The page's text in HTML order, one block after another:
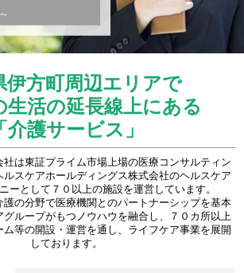
～
伊方町周辺エリアで
生活の延長線上にある
「介護サービス」
社は東証プライム市場上場の医療コンサルティン
スケアホールディングス株式会社のヘルスケア
ーとして７０以上の施設を運営しています。
護の分野で医療機関とのパートナーシップを基本
グループがもつノウハウを融合し、７０カ所以上
等の開設・運営を通し、ライフケア事業を展開
しております。